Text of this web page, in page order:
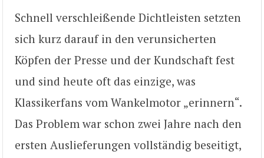
Schnell verschleißende Dichtleisten setzten
sich kurz darauf in den verunsicherten
Köpfen der Presse und der Kundschaft fest
und sind heute oft das einzige, was
Klassikerfans vom Wankelmotor „erinnern“.
Das Problem war schon zwei Jahre nach den
ersten Auslieferungen vollständig beseitigt,